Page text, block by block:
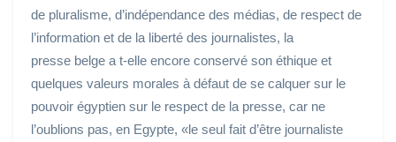
de pluralisme, d’indépendance des médias, de respect de
l’information et de la liberté des journalistes, la
presse belge a t-elle encore conservé son éthique et
quelques valeurs morales à défaut de se calquer sur le
pouvoir égyptien sur le respect de la presse, car ne
l’oublions pas, en Egypte, «le seul fait d’être journaliste